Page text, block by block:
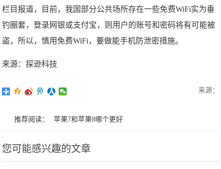
栏目报道，目前，我国部分公共场所存在一些免费WiFi实为垂
钓圈套，登录网银或支付宝，则用户的账号和密码将有可能被
盗，所以，慎用免费WiFi，要做能手机防泄密措施。
来源：探逊科技
来源：
推荐阅读： 苹果7和苹果8哪个更好
您可能感兴趣的文章